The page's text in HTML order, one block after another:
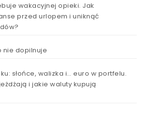
wakacyjnej opieki. Jak
przed urlopem i uniknąć
nie dopilnuje
słońce, walizka i… euro w portfelu.
i jakie waluty kupują